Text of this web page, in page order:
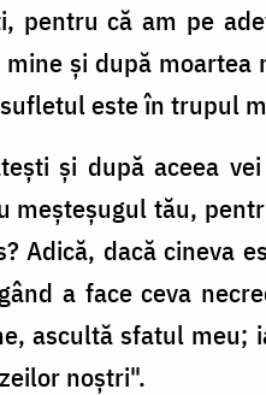
pentru că am pe
și după
este în trupul
și după aceea
tău,
Adică, dacă cineva
a face ceva
ascultă sfatul meu;
noștri".